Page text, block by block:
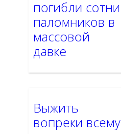
погибли сотни
паломников в
массовой
давке
Выжить
вопреки всему